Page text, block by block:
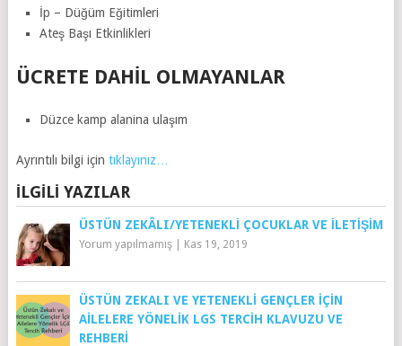
İp – Düğüm Eğitimleri
Ateş Başı Etkinlikleri
ÜCRETE DAHIL OLMAYANLAR
Düzce kamp alanina ulaşım
Ayrıntılı bilgi için tıklayınız…
İLGILI YAZILAR
ÜSTÜN ZEKÂLI/YETENEKLI ÇOCUKLAR VE İLETIŞIM
Yorum yapılmamış| Kas 19, 2019
ÜSTÜN ZEKALI VE YETENEKLI GENÇLER İÇIN
AILELERE YÖNELIK LGS TERCIH KLAVUZU VE
REHBERI